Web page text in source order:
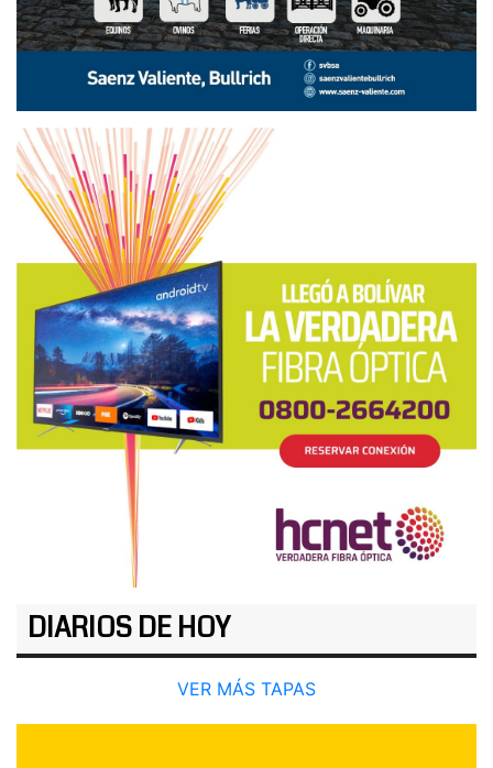
DIARIOS DE HOY
VER MÁS TAPAS